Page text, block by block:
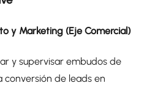
y Marketing (Eje Comercial)
y supervisar embudos de
conversión de leads en